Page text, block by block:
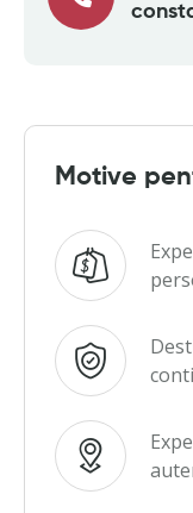
Motive